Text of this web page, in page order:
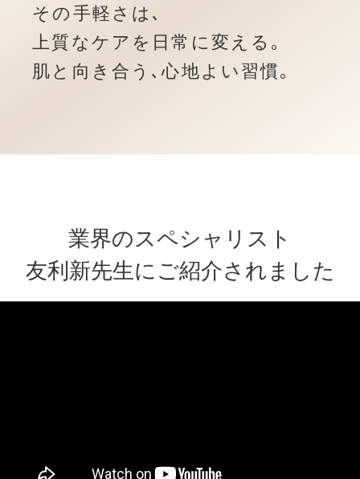
その手軽さは､
上質なケアを日常に変える｡
肌と向き合う､心地よい習慣｡
業界のスペシャリスト
友利新先生にご紹介されました